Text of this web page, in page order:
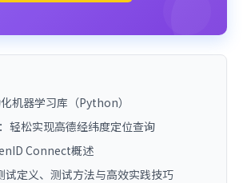
机器学习库（Python）
轻松实现高德经纬度定位查询
Connect概述
试定义、测试方法与高效实践技巧